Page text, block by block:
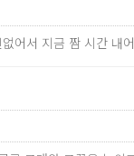
어서 지금 짬 시간